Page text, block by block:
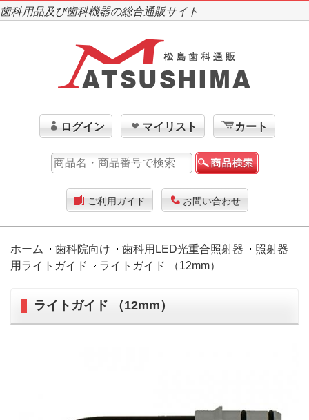
歯科用品及び歯科機器の総合通販サイト
ログイン マイリスト カート
ご利用ガイド お問い合わせ
ホーム 歯科院向け 歯科用LED光重合照射器
照射器
用ライトガイド
ライトガイド （12mm）
ライトガイド （12mm）